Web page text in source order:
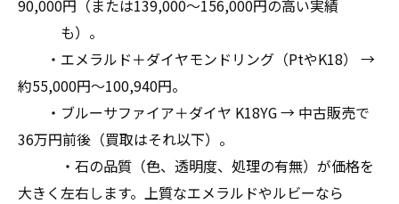
90,000円（または139,000～156,000円の高い実績
も）。
・エメラルド＋ダイヤモンドリング（PtやK18） →
約55,000円～100,940円。
・ブルーサファイア＋ダイヤ K18YG → 中古販売で
36万円前後（買取はそれ以下）。
・石の品質（色、透明度、処理の有無）が価格を
大きく左右します。上質なエメラルドやルビーなら